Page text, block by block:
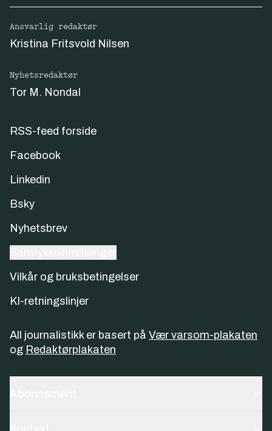
Ansvarlig redaktør
Kristina Fritsvold Nilsen
Nyhetsredaktør
Tor M. Nondal
RSS-feed forside
Facebook
Linkedin
Bsky
Nyhetsbrev
Vilkår og bruksbetingelser
KI-retningslinjer
All journalistikk er basert på Vær varsom-plakaten
og Redaktørplakaten